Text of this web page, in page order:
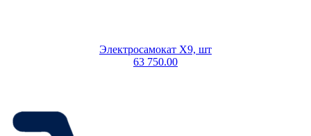
Электросамокат X9, шт
63 750.00